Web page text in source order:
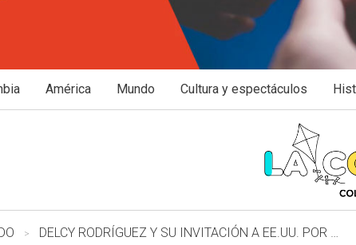
América Mundo Cultura y espectáculos
DELCY RODRÍGUEZ Y SU INVITACIÓN A EE.UU. POR COOPERACIÓN